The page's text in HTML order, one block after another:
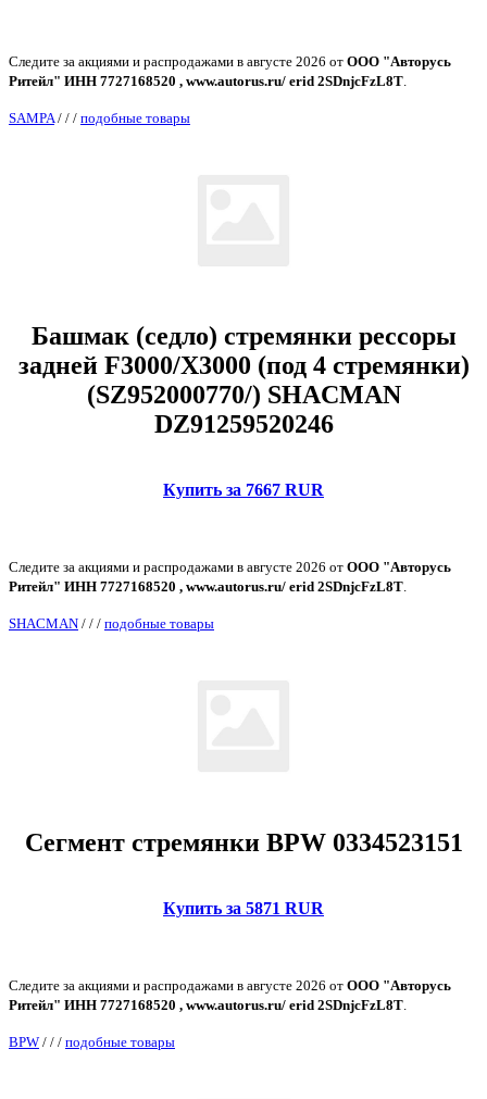
Следите за акциями и распродажами в августе 2026 от ООО "Авторусь
Ритейл" ИНН 7727168520 , www.autorus.ru/ erid 2SDnjcFzL8T
SAMPA / / / подобные товары
Башмак (седло) стремянки рессоры
задней F3000/X3000 (под 4 стремянки)
(SZ952000770/) SHACMAN
DZ91259520246
Купить за 7667 RUR
Следите за акциями и распродажами в августе 2026 от ООО "Авторусь
Ритейл" ИНН 7727168520 , www.autorus.ru/ erid 2SDnjcFzL8T.
SHACMAN / / / подобные товары
Сегмент стремянки BPW 0334523151
Купить за 5871 RUR
Следите за акциями и распродажами в августе 2026 от ООО "Авторусь
Ритейл" ИНН 7727168520 , www.autorus.ru/ erid 2SDnjcFzL8T.
BPW / / / подобные товары